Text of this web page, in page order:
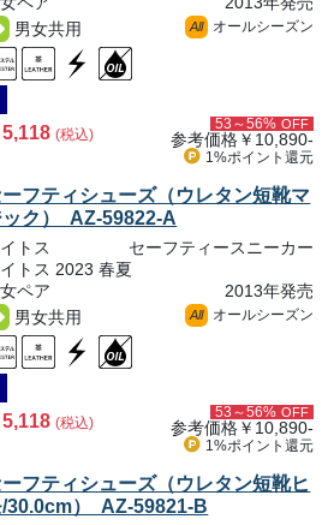
男女共用
All オールシーズン
5,118(税込)
53～56% OFF
参考価格￥10,890-
1%ポイント 還元
ーフティシューズ（ウレタン短靴マ
ック） AZ-59822-A
トス
セーフティースニーカー
トス 2023 春夏
ペア
2013年発売
男女共用
All オールシーズン
5,118(税込)
53～56% OFF
参考価格￥10,890-
1%ポイント 還元
ーフティシューズ（ウレタン短靴ヒ
/30.0cm） AZ-59821-B